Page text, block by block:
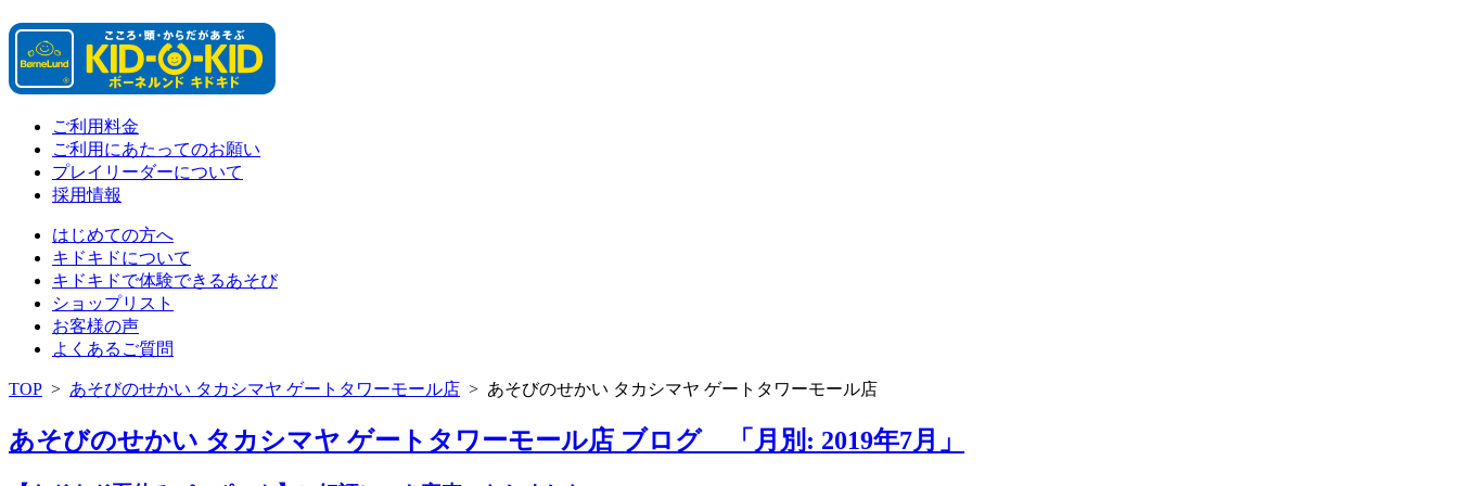
ご利用料金
ご利用にあたってのお願い
プレイリーダーについて
採用情報
はじめての方へ
キドキドについて
キドキドで体験できるあそび
ショップリスト
お客様の声
よくあるご質問
TOP > あそびのせかい タカシマヤ ゲートタワーモール店 > あそびのせかい タカシマヤ ゲートタワーモール店
あそびのせかい タカシマヤ ゲートタワーモール店 ブログ 「月別: 2019年7月」